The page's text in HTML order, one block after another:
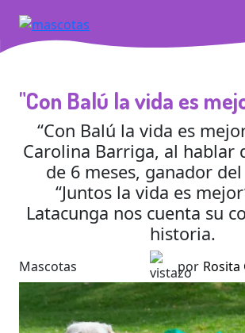
"Con Balú la vida es
“Con Balú la vida es
Carolina Barriga, al hablar
de 6 meses, ganador
“Juntos la vida es
Latacunga nos cuenta su
historia.
Mascotas por Rosita